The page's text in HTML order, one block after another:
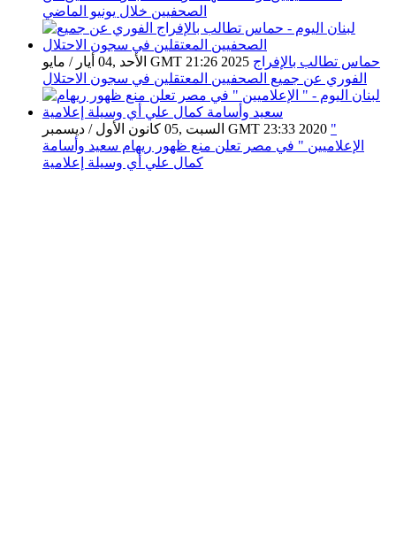
الصحفيين خلال يونيو الماضي
الأحد ,04 أيار / مايو GMT 21:26 2025 حماس تطالب بالإفراج
الفوري عن جميع الصحفيين المعتقلين في سجون الاحتلال
السبت ,05 كانون الأول / ديسمبر GMT 23:33 2020 "
الإعلاميين " في مصر تعلن منع ظهور ريهام سعيد وأسامة
كمال علي أي وسيلة إعلامية